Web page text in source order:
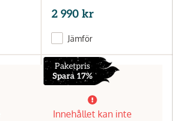
2 990 kr
Jämför
Paketpris
Spara 17%
Innehållet kan inte